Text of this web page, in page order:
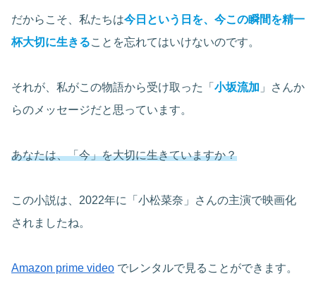
だからこそ、私たちは今日という日を、今この瞬間を精一
杯大切に生きることを忘れてはいけないのです。
それが、私がこの物語から受け取った「 小坂流加 」さんか
らのメッセージだと思っています。
あなたは、「今」を大切に生きていますか？
この小説は、2022年に「小松菜奈」さんの主演で映画化
されましたね。
Amazon prime video でレンタルで見ることができます。